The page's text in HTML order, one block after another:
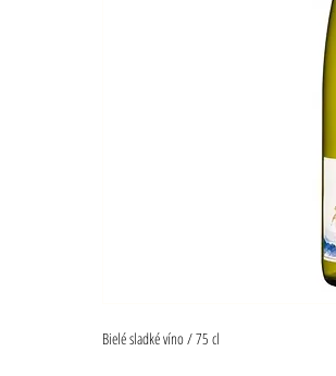
Bielé sladké víno / 75 cl